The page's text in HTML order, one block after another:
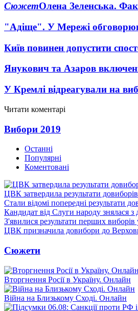
СюжетОлена Зеленська.
"Адіще". У Мережі
Київ повинен допустити
Янукович та Азаров
У Кремлі відреагували на
Читати коментарі
Вибори 2019
Останні
Популярні
Коментовані
ЦВК затвердила результати
Стали відомі попередні результати
Кандидат від Слуги народу знялася з
З'явилися результати перших виборів
ЦВК призначила довибори до
Сюжети
Вторгнення Росії в Україну. Онлайн
Війна на Близькому Сході. Онлайн